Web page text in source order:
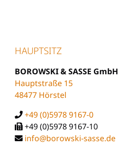
HAUPTSITZ
BOROWSKI & SASSE GmbH
Hauptstraße 15
48477 Hörstel
+49 (0)5978 9167-0
+49 (0)5978 9167-10
info@borowski-sasse.de